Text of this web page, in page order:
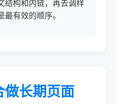
结构和内链，再去调样
最有效的顺序。
做长期页面